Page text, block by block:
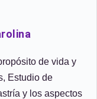
de vida y
Estudio de
y los aspectos